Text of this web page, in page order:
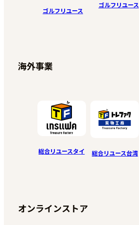
ゴルフリユース
ゴルフリユース
海外事業
総合リユースタイ 総合リユース台湾
オンラインストア